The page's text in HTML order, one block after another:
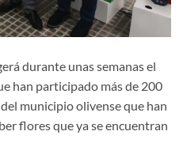
durante unas semanas el
han participado más de 200
municipio olivense que han
flores que ya se encuentran